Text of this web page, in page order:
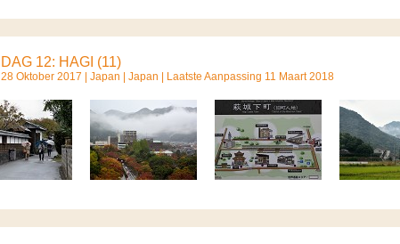
DAG 12: HAGI (11)
28 Oktober 2017 | Japan Japan | Laatste Aanpassing 11 Maart 2018